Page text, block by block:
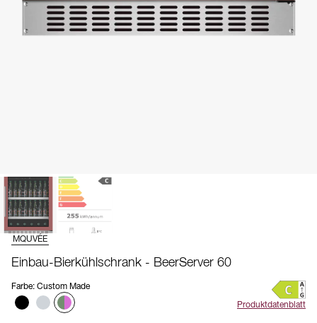
MQUVÉE
Einbau-Bierkühlschrank - BeerServer 60
Farbe: Custom Made
Produktdatenblatt